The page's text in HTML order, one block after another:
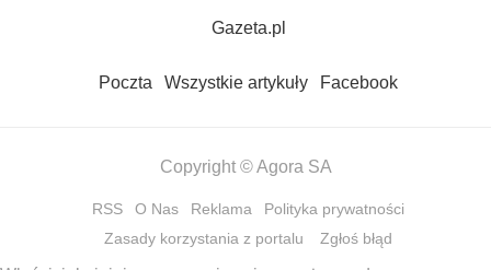
Gazeta.pl
Poczta Wszystkie artykuły Facebook
Copyright © Agora SA
RSS O Nas Reklama
Polityka prywatności
Zasady korzystania z portalu
Zgłoś błąd